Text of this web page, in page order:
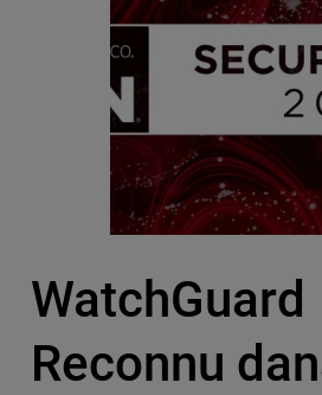
WatchGuard
Reconnu